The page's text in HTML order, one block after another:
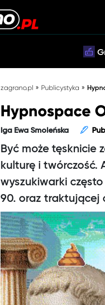
zagrano.pl » Publicystyka »
Hypnospace
Iga Ewa Smoleńska
Być może tęsknicie
kulturę i twórczość.
wyszukiwarki
90. oraz traktującej